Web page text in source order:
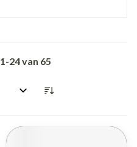
1-24van 65